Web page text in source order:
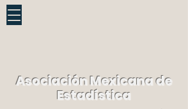
Asociación Mexicana de
Estadística